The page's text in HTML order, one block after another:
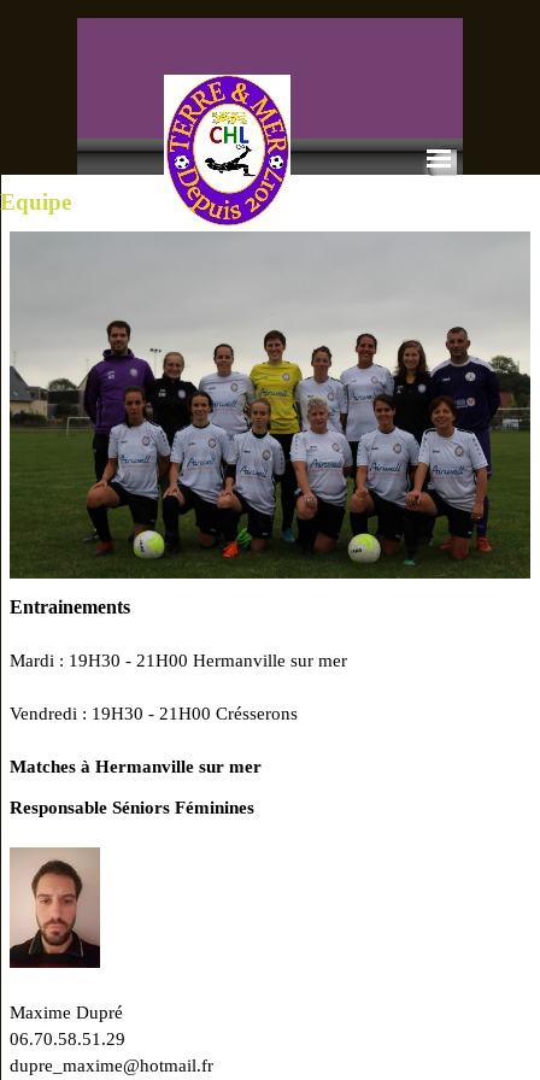
Equipe
Entrainements
Mardi : 19H30 - 21H00 Hermanville sur mer
Vendredi : 19H30 - 21H00 Crésserons
Matches à Hermanville sur mer
Responsable Séniors Féminines
Maxime Dupré
06.70.58.51.29
dupre_maxime@hotmail.fr